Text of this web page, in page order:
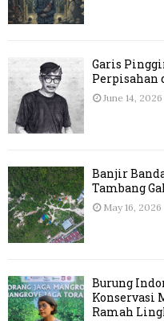
Garis
Perpisahan
June 14, 2026
Banjir
Tambang
May 16, 2026
Burung
Konservasi
Ramah